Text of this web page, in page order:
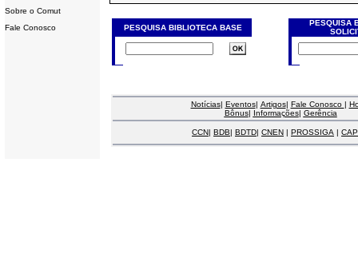
Sobre o Comut
Fale Conosco
PESQUISA BIBLIOTECA BASE
PESQUISA
Notícias| Eventos| Artigos| Fale Conosco |
Bônus| Informações| Gerência
CCN| BDB| BDTD| CNEN | PROSSIGA |